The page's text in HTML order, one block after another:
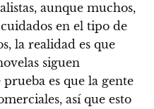
aunque muchos,
en el tipo de
la realidad es que
siguen
es que la gente
así que esto